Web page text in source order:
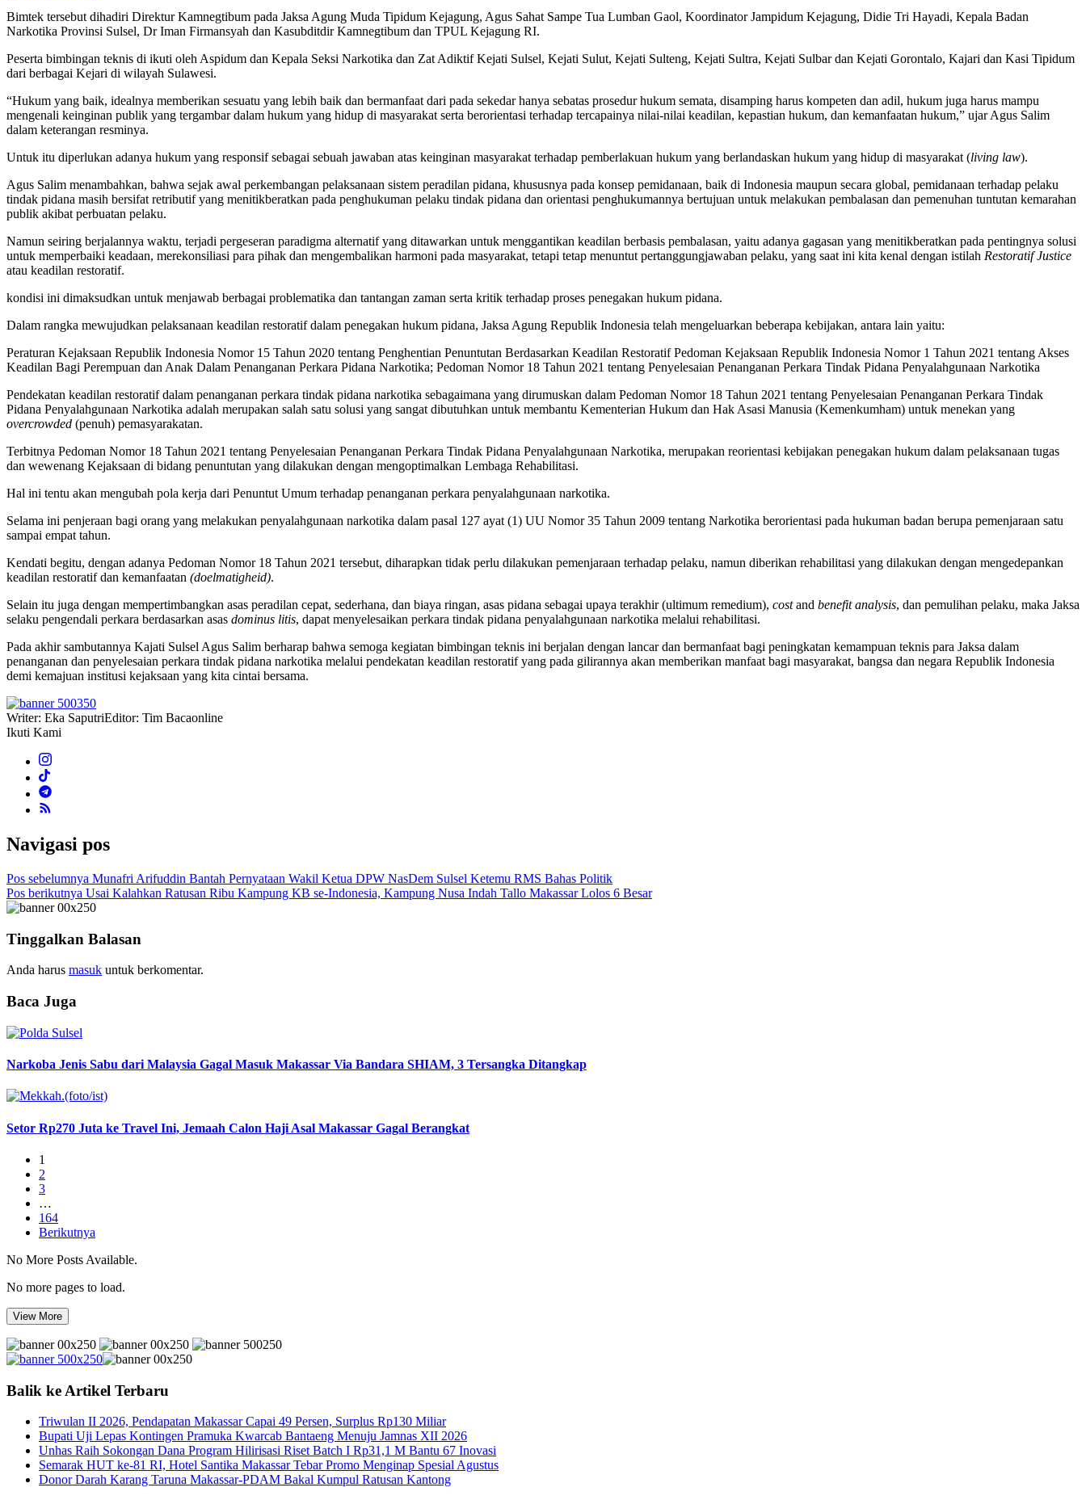
Bimtek tersebut dihadiri Direktur Kamnegtibum pada Jaksa Agung Muda Tipidum Kejagung, Agus Sahat Sampe Tua Lumban Gaol, Koordinator Jampidum Kejagung, Didie Tri Hayadi, Kepala Badan
Narkotika Provinsi Sulsel, Dr Iman Firmansyah dan Kasubditdir Kamnegtibum dan TPUL Kejagung RI.
Peserta bimbingan teknis di ikuti oleh Aspidum dan Kepala Seksi Narkotika dan Zat Adiktif Kejati Sulsel, Kejati Sulut, Kejati Sulteng, Kejati Sultra, Kejati Sulbar dan Kejati Gorontalo, Kajari dan Kasi Tipidum
dari berbagai Kejari di wilayah Sulawesi.
“Hukum yang baik, idealnya memberikan sesuatu yang lebih baik dan bermanfaat dari pada sekedar hanya sebatas prosedur hukum semata, disamping harus kompeten dan adil, hukum juga harus mampu
mengenali keinginan publik yang tergambar dalam hukum yang hidup di masyarakat serta berorientasi terhadap tercapainya nilai-nilai keadilan, kepastian hukum, dan kemanfaatan hukum,” ujar Agus Salim
dalam keterangan resminya.
Untuk itu diperlukan adanya hukum yang responsif sebagai sebuah jawaban atas keinginan masyarakat terhadap pemberlakuan hukum yang berlandaskan hukum yang hidup di masyarakat (living law).
Agus Salim menambahkan, bahwa sejak awal perkembangan pelaksanaan sistem peradilan pidana, khususnya pada konsep pemidanaan, baik di Indonesia maupun secara global, pemidanaan terhadap pelaku
tindak pidana masih bersifat retributif yang menitikberatkan pada penghukuman pelaku tindak pidana dan orientasi penghukumannya bertujuan untuk melakukan pembalasan dan pemenuhan tuntutan kemarahan
publik akibat perbuatan pelaku.
Namun seiring berjalannya waktu, terjadi pergeseran paradigma alternatif yang ditawarkan untuk menggantikan keadilan berbasis pembalasan, yaitu adanya gagasan yang menitikberatkan pada pentingnya solusi
untuk memperbaiki keadaan, merekonsiliasi para pihak dan mengembalikan harmoni pada masyarakat, tetapi tetap menuntut pertanggungjawaban pelaku, yang saat ini kita kenal dengan istilah Restoratif Justice
atau keadilan restoratif.
kondisi ini dimaksudkan untuk menjawab berbagai problematika dan tantangan zaman serta kritik terhadap proses penegakan hukum pidana.
Dalam rangka mewujudkan pelaksanaan keadilan restoratif dalam penegakan hukum pidana, Jaksa Agung Republik Indonesia telah mengeluarkan beberapa kebijakan, antara lain yaitu:
​Peraturan Kejaksaan Republik Indonesia Nomor 15 Tahun 2020 tentang Penghentian Penuntutan Berdasarkan Keadilan Restoratif Pedoman Kejaksaan Republik Indonesia Nomor 1 Tahun 2021 tentang Akses
Keadilan Bagi Perempuan dan Anak Dalam Penanganan Perkara Pidana Narkotika; Pedoman Nomor 18 Tahun 2021 tentang Penyelesaian Penanganan Perkara Tindak Pidana Penyalahgunaan Narkotika
Pendekatan keadilan restoratif dalam penanganan perkara tindak pidana narkotika sebagaimana yang dirumuskan dalam Pedoman Nomor 18 Tahun 2021 tentang Penyelesaian Penanganan Perkara Tindak
Pidana Penyalahgunaan Narkotika adalah merupakan salah satu solusi yang sangat dibutuhkan untuk membantu Kementerian Hukum dan Hak Asasi Manusia (Kemenkumham) untuk menekan yang
overcrowded (penuh) pemasyarakatan.
Terbitnya Pedoman Nomor 18 Tahun 2021 tentang Penyelesaian Penanganan Perkara Tindak Pidana Penyalahgunaan Narkotika, merupakan reorientasi kebijakan penegakan hukum dalam pelaksanaan tugas
dan wewenang Kejaksaan di bidang penuntutan yang dilakukan dengan mengoptimalkan Lembaga Rehabilitasi.
Hal ini tentu akan mengubah pola kerja dari Penuntut Umum terhadap penanganan perkara penyalahgunaan narkotika.
Selama ini penjeraan bagi orang yang melakukan penyalahgunaan narkotika dalam pasal 127 ayat (1) UU Nomor 35 Tahun 2009 tentang Narkotika berorientasi pada hukuman badan berupa pemenjaraan satu
sampai empat tahun.
Kendati begitu, dengan adanya Pedoman Nomor 18 Tahun 2021 tersebut, diharapkan tidak perlu dilakukan pemenjaraan terhadap pelaku, namun diberikan rehabilitasi yang dilakukan dengan mengedepankan
keadilan restoratif dan kemanfaatan (doelmatigheid).
Selain itu juga dengan mempertimbangkan asas peradilan cepat, sederhana, dan biaya ringan, asas pidana sebagai upaya terakhir (ultimum remedium), costand benefit analysis, dan pemulihan pelaku, maka Jaksa
selaku pengendali perkara berdasarkan asas dominus litis, dapat menyelesaikan perkara tindak pidana penyalahgunaan narkotika melalui rehabilitasi.
Pada akhir sambutannya Kajati Sulsel Agus Salim berharap bahwa semoga kegiatan bimbingan teknis ini berjalan dengan lancar dan bermanfaat bagi peningkatan kemampuan teknis para Jaksa dalam
penanganan dan penyelesaian perkara tindak pidana narkotika melalui pendekatan keadilan restoratif yang pada gilirannya akan memberikan manfaat bagi masyarakat, bangsa dan negara Republik Indonesia
demi kemajuan institusi kejaksaan yang kita cintai bersama.
Writer: Eka SaputriEditor: Tim Bacaonline
Ikuti Kami
Navigasi pos
Pos sebelumnya Munafri Arifuddin Bantah Pernyataan Wakil Ketua DPW NasDem Sulsel Ketemu RMS Bahas Politik
Pos berikutnya Usai Kalahkan Ratusan Ribu Kampung KB se-Indonesia, Kampung Nusa Indah Tallo Makassar Lolos 6 Besar
Tinggalkan Balasan
Anda harus masuk untuk berkomentar.
Baca Juga
Narkoba Jenis Sabu dari Malaysia Gagal Masuk Makassar Via Bandara SHIAM, 3 Tersangka Ditangkap
Setor Rp270 Juta ke Travel Ini, Jemaah Calon Haji Asal Makassar Gagal Berangkat
1
2
3
…
164
Berikutnya
No More Posts Available.
No more pages to load.
View More
Balik ke Artikel Terbaru
Triwulan II 2026, Pendapatan Makassar Capai 49 Persen, Surplus Rp130 Miliar
Bupati Uji Lepas Kontingen Pramuka Kwarcab Bantaeng Menuju Jamnas XII 2026
Unhas Raih Sokongan Dana Program Hilirisasi Riset Batch I Rp31,1 M Bantu 67 Inovasi
Semarak HUT ke-81 RI, Hotel Santika Makassar Tebar Promo Menginap Spesial Agustus
Donor Darah Karang Taruna Makassar-PDAM Bakal Kumpul Ratusan Kantong